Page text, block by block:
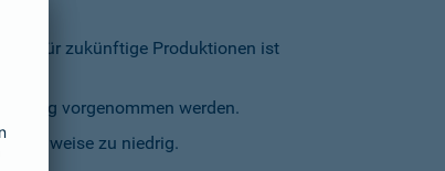
Für zukünftige Produktionen ist
vorgenommen werden.
zu niedrig.